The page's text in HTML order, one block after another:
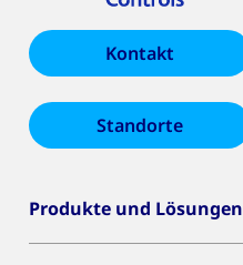
Kontakt
Standorte
Produkte und Lösungen